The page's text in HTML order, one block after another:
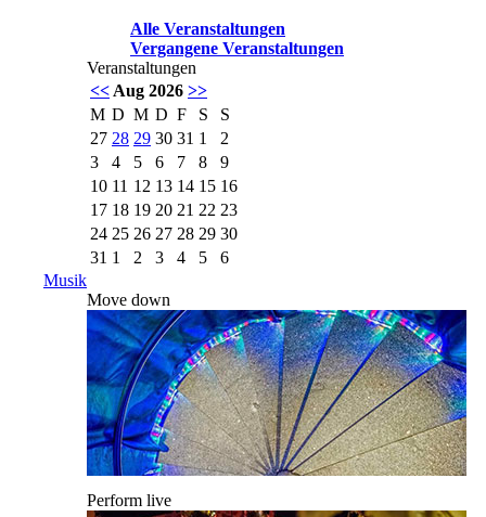
Alle Veranstaltungen
Vergangene Veranstaltungen
Veranstaltungen
<< Aug 2026 >>
M D M D F S
S
27 28 29 30 31 1
2
3
4 5 6 7 8
9
10 11 12 13 14 15 16
17 18 19 20 21 22 23
24 25 26 27 28 29 30
31 1 2 3 4 5
6
Musik
Move down
Perform live